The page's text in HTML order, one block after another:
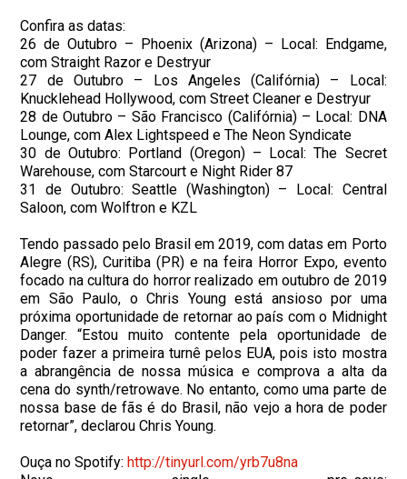
Confira as datas:
26 de Outubro – Phoenix (Arizona) – Local: Endgame,
com Straight Razor e Destryur
27 de Outubro – Los Angeles (Califórnia) – Local:
Knucklehead Hollywood, com Street Cleaner e Destryur
28 de Outubro – São Francisco (Califórnia) – Local: DNA
Lounge, com Alex Lightspeed e The Neon Syndicate
30 de Outubro: Portland (Oregon) – Local: The Secret
Warehouse, com Starcourt e Night Rider 87
31 de Outubro: Seattle (Washington) – Local: Central
Saloon, com Wolftron e KZL
Tendo passado pelo Brasil em 2019, com datas em Porto
Alegre (RS), Curitiba (PR) e na feira Horror Expo, evento
focado na cultura do horror realizado em outubro de 2019
em São Paulo, o Chris Young está ansioso por uma
próxima oportunidade de retornar ao país com o Midnight
Danger. “Estou muito contente pela oportunidade de
poder fazer a primeira turnê pelos EUA, pois isto mostra
a abrangência de nossa música e comprova a alta da
cena do synth/retrowave. No entanto, como uma parte de
nossa base de fãs é do Brasil, não vejo a hora de poder
retornar”, declarou Chris Young.
Ouça no Spotify: http://tinyurl.com/yrb7u8na